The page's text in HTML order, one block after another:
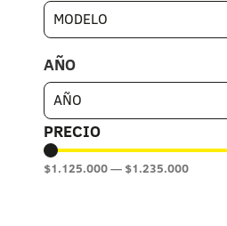
AÑO
PRECIO
$1.125.000— $1.235.000